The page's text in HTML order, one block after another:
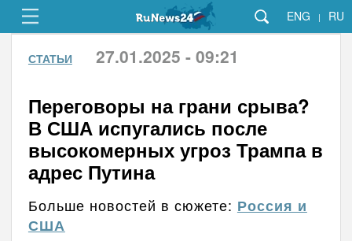
ENG | RU
СТАТЬИ 27.01.2025 - 09:21
Переговоры на грани срыва?
В США испугались после
высокомерных угроз Трампа в
адрес Путина
Больше новостей в сюжете: Россия и
США